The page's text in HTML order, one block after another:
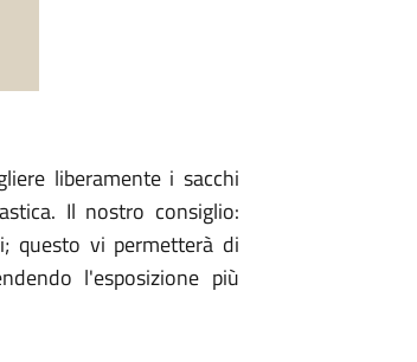
liberamente i sacchi
Il nostro consiglio:
questo vi permetterà di
l'esposizione più